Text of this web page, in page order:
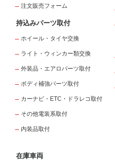
注文販売フォーム
持込みパーツ取付
ホイール・タイヤ交換
ライト・ウィンカー類交換
外装品・エアロパーツ取付
ボディ補強パーツ取付
カーナビ・ETC・ドラレコ取付
その他電装系取付
内装品取付
在庫車両